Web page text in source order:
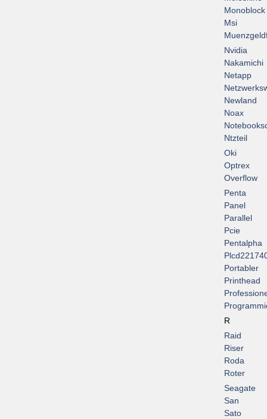
Monoblock
Msi
Nvidia
Nakamichi
Netapp
Newland
Noax
Ntzteil
Oki
Optrex
Overflow
Penta
Panel
Parallel
Pcie
Pentalpha
Portabler
Printhead
R
Raid
Riser
Roda
Roter
Seagate
San
Sato